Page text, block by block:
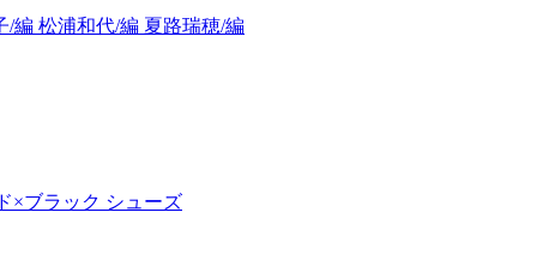
編 松浦和代/編 夏路瑞穂/編
×ブラック シューズ